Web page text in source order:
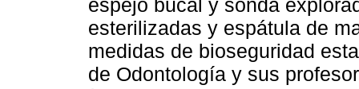
espejo bucal y sonda
esterilizadas y espátula de
medidas de bioseguridad
de Odontología y sus